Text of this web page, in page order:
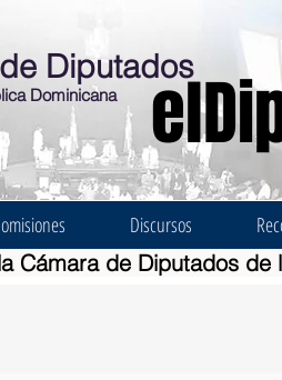
Diputados
Dominicana
Discursos
Cámara de Diputados